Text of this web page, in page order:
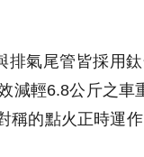
排氣尾管皆採用
減輕6.8公斤之
稱的點火正時運